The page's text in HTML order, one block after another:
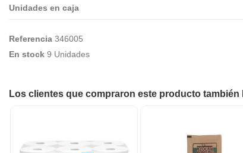
Unidades en caja
Referencia 346005
En stock 9 Unidades
Los clientes que compraron este producto también